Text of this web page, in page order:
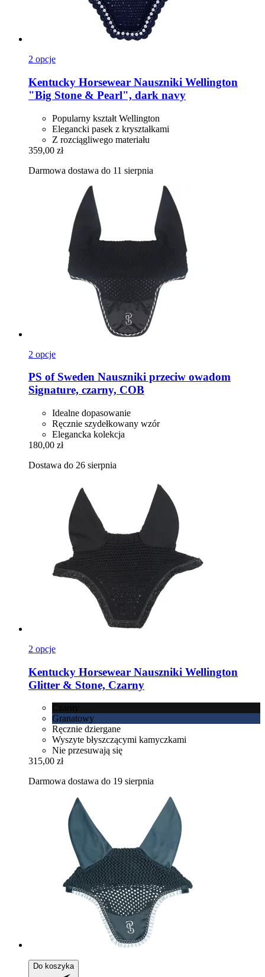
2 opcje
Kentucky Horsewear Nauszniki Wellington
"Big Stone & Pearl", dark navy
Popularny kształt Wellington
Elegancki pasek z kryształkami
Z rozciągliwego materiału
359,00 zł
Darmowa dostawa do 11 sierpnia
2 opcje
PS of Sweden Nauszniki przeciw owadom
Signature, czarny, COB
Idealne dopasowanie
Ręcznie szydełkowany wzór
Elegancka kolekcja
180,00 zł
Dostawa do 26 sierpnia
2 opcje
Kentucky Horsewear Nauszniki Wellington
Glitter & Stone, Czarny
Granatowy
Ręcznie dziergane
Wyszyte błyszczącymi kamyczkami
Nie przesuwają się
315,00 zł
Darmowa dostawa do 19 sierpnia
Do koszyka